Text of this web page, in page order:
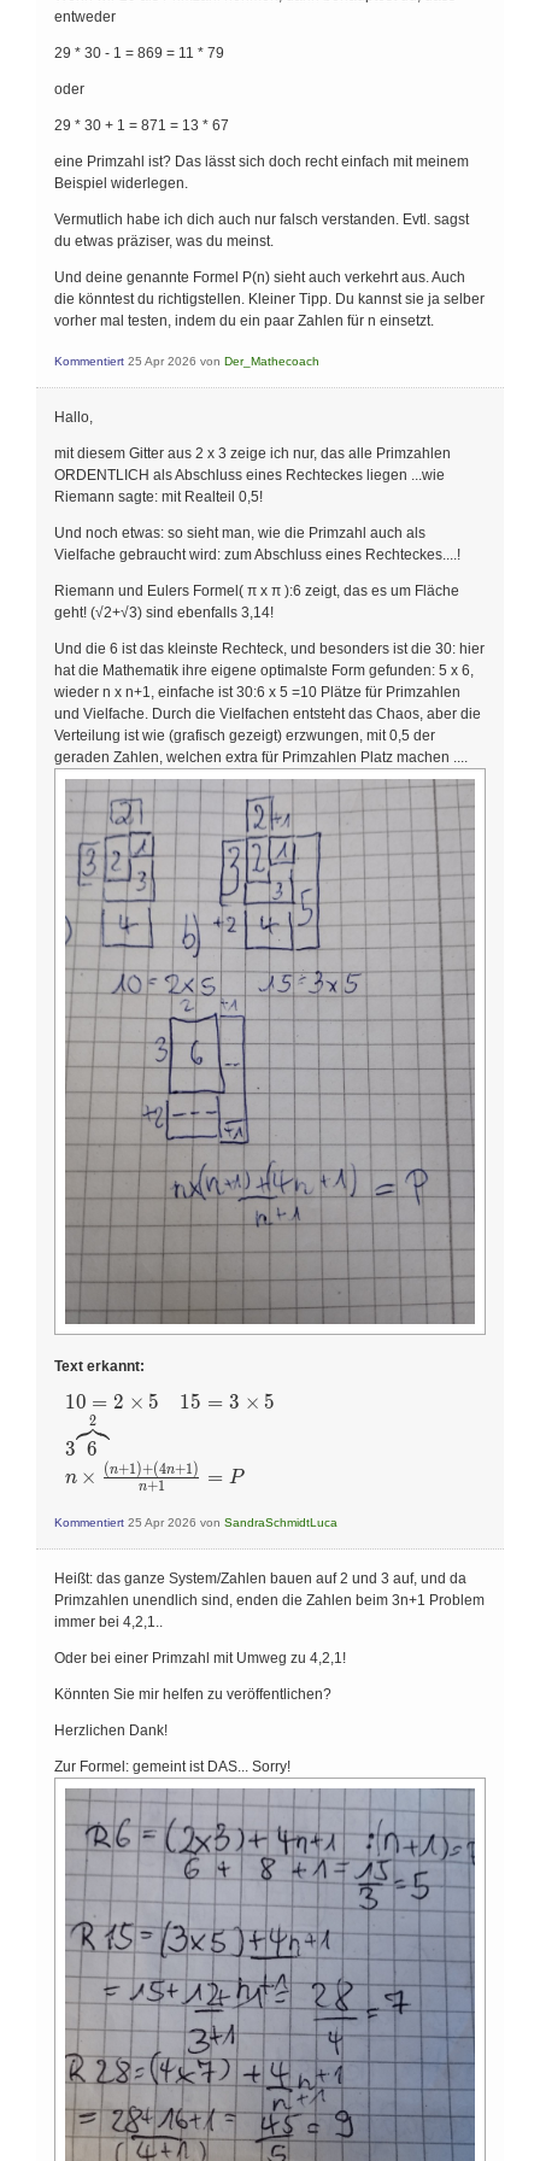
entweder
29 * 30 - 1 = 869 = 11 * 79
oder
29 * 30 + 1 = 871 = 13 * 67
eine Primzahl ist? Das lässt sich doch recht einfach mit meinem
Beispiel widerlegen.
Vermutlich habe ich dich auch nur falsch verstanden. Evtl. sagst
du etwas präziser, was du meinst.
Und deine genannte Formel P(n) sieht auch verkehrt aus. Auch
die könntest du richtigstellen. Kleiner Tipp. Du kannst sie ja selber
vorher mal testen, indem du ein paar Zahlen für n einsetzt.
Kommentiert 25 Apr 2026 von Der_Mathecoach
Hallo,
mit diesem Gitter aus 2 x 3 zeige ich nur, das alle Primzahlen
ORDENTLICH als Abschluss eines Rechteckes liegen ...wie
Riemann sagte: mit Realteil 0,5!
Und noch etwas: so sieht man, wie die Primzahl auch als
Vielfache gebraucht wird: zum Abschluss eines Rechteckes....!
Riemann und Eulers Formel( π x π ):6 zeigt, das es um Fläche
geht! (√2+√3) sind ebenfalls 3,14!
Und die 6 ist das kleinste Rechteck, und besonders ist die 30: hier
hat die Mathematik ihre eigene optimalste Form gefunden: 5 x 6,
wieder n x n+1, einfache ist 30:6 x 5 =10 Plätze für Primzahlen
und Vielfache. Durch die Vielfachen entsteht das Chaos, aber die
Verteilung ist wie (grafisch gezeigt) erzwungen, mit 0,5 der
geraden Zahlen, welchen extra für Primzahlen Platz machen ....
Text erkannt:
\begin{array}{l}
10=2 \times 5
\quad 15=3 \times
\overbrace{6}^{2}
\frac{(n+1)+(4
n+1)}{n+1}=P
10 = 2 × 5 15 = 3 × 5
3 6
2
n × n+1
(n+1)+(4n+1) = P
Kommentiert 25 Apr 2026 von SandraSchmidtLuca
Heißt: das ganze System/Zahlen bauen auf 2 und 3 auf, und da
Primzahlen unendlich sind, enden die Zahlen beim 3n+1 Problem
immer bei 4,2,1..
Oder bei einer Primzahl mit Umweg zu 4,2,1!
Könnten Sie mir helfen zu veröffentlichen?
Herzlichen Dank!
Zur Formel: gemeint ist DAS... Sorry!